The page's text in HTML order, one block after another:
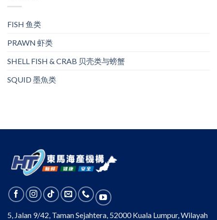
FISH 鱼类
PRAWN 虾类
SHELL FISH & CRAB 贝壳类与螃蟹
SQUID 墨魚类
5, Jalan 9/42, Taman Sejahtera, 52000 Kuala Lumpur, Wilayah